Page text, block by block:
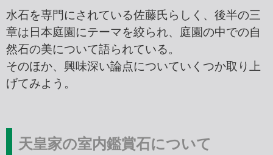
水石を専門にされている佐藤氏らしく、後半の三
章は日本庭園にテーマを絞られ、庭園の中での自
然石の美について語られている。
そのほか、興味深い論点についていくつか取り上
げてみよう。
天皇家の室内鑑賞石について